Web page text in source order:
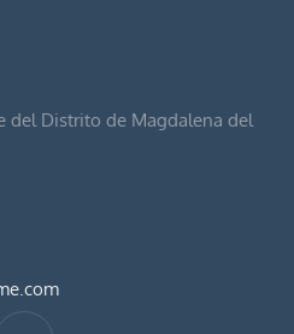
del Distrito de Magdalena del